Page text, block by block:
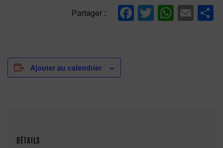
Partager : Facebook
Twitter
Ajouter au calendrier
DÉTAILS